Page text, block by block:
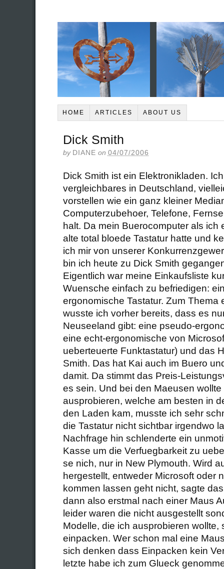
HOME ARTICLES ABOUT US
Dick Smith
by DIANE on 04/07/2006
Dick Smith ist ein Elektronikladen.
vergleichbares in Deutschland,
vorstellen wie ein ganz kleiner
Computerzubehoer, Telefone,
halt. Da mein Buerocomputer als ich
alte total bloede Tastatur hatte und
ich mir von unserer
bin ich heute zu Dick Smith
Eigentlich war meine Einkaufsliste
Wuensche einfach zu befriedigen:
ergonomische Tastatur. Zum Thema
wusste ich vorher bereits, dass es
Neuseeland gibt: eine pseudo-
eine echt-ergonomische von
ueberteuerte Funktastatur) und das
Smith. Das hat Kai auch im Buero
damit. Da stimmt das Preis-
es sein. Und bei den Maeusen
ausprobieren, welche am besten in
den Laden kam, musste ich sehr
die Tastatur nicht sichtbar irgendwo
Nachfrage hin schlenderte ein
Kasse um die Verfuegbarkeit zu
se nich, nur in New Plymouth. Wird
hergestellt, entweder Microsoft oder
kommen lassen geht nicht, sagte
dann also erstmal nach einer Maus
leider waren die nicht ausgestellt
Modelle, die ich ausprobieren wollte,
einpacken. Wer schon mal eine
sich denken dass Einpacken kein
letzte habe ich zum Glueck